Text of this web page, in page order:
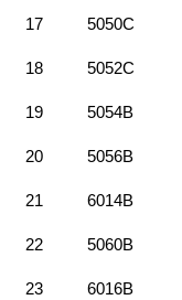
17 5050C
18 5052C
19 5054B
20 5056B
21 6014B
22 5060B
23 6016B